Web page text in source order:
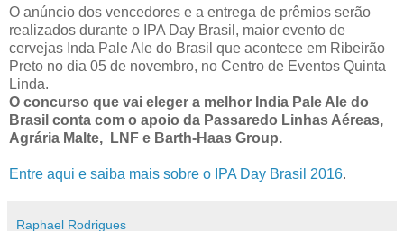
O anúncio dos vencedores e a entrega de prêmios serão
realizados durante o IPA Day Brasil, maior evento de
cervejas Inda Pale Ale do Brasil que acontece em Ribeirão
Preto no dia 05 de novembro, no Centro de Eventos Quinta
Linda.
O concurso que vai eleger a melhor India Pale Ale do
Brasil conta com o apoio da Passaredo Linhas Aéreas,
Agrária Malte, LNF e Barth-Haas Group.
Entre aqui e saiba mais sobre o IPA Day Brasil 2016.
Raphael Rodrigues